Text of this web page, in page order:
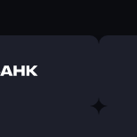
заявку